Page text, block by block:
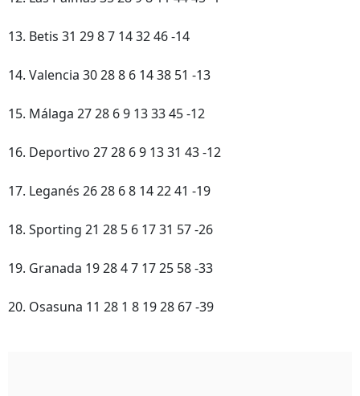
13. Betis 31 29 8 7 14 32 46 -14
14. Valencia 30 28 8 6 14 38 51 -13
15. Málaga 27 28 6 9 13 33 45 -12
16. Deportivo 27 28 6 9 13 31 43 -12
17. Leganés 26 28 6 8 14 22 41 -19
18. Sporting 21 28 5 6 17 31 57 -26
19. Granada 19 28 4 7 17 25 58 -33
20. Osasuna 11 28 1 8 19 28 67 -39